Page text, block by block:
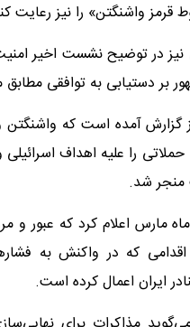
واشنگتن» را نیز رعایت
نیز در توضیح نشست اخیر
بر دستیابی به توافقی مطابق
شد.
مارس اعلام کرد که عبور و
ایران اعمال کرده است.